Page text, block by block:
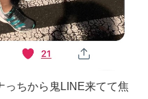
っちから鬼LINE来てて焦